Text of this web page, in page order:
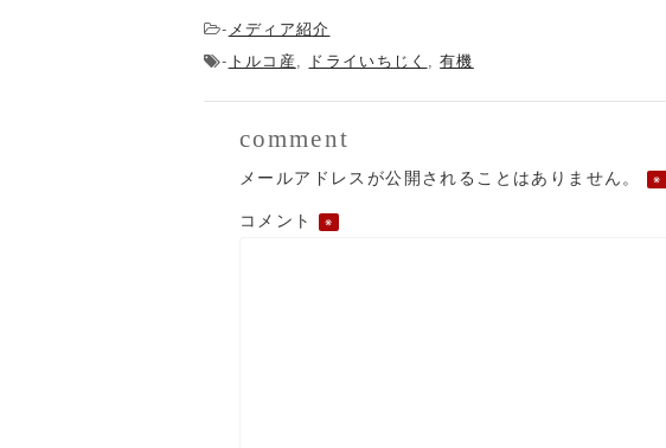
- メディア紹介
- トルコ産 , ドライいちじく ,有機
comment
メールアドレスが公開されることはありません。 ※
コメント ※